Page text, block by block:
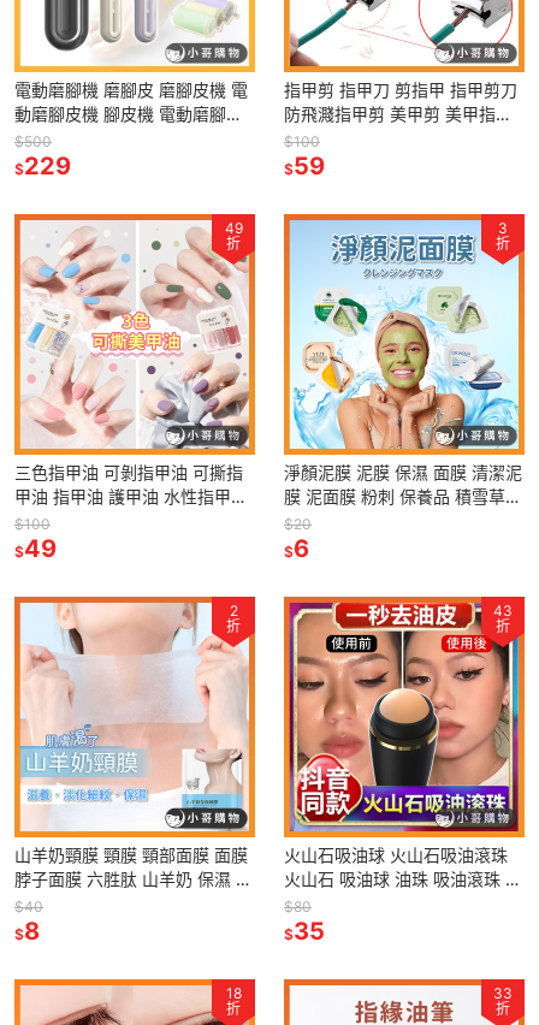
電動磨腳機 磨腳皮 磨腳皮機 電
動磨腳皮機 腳皮機 電動磨腳器
去腳皮神器 磨腳 腳皮神器 電動
磨腳皮 磨腳機 腳 腳皮
$500
$229
指甲剪 指甲刀 剪指甲 指甲剪刀
防飛濺指甲剪 美甲剪 美甲指甲
剪 生活用品 指甲 防噴指甲剪 防
噴濺指甲剪
$100
$59
49
折
三色指甲油 可剝指甲油 可撕指
甲油 指甲油 護甲油 水性指甲油
霧面指甲油 亮片指甲油 快乾指
甲油 透明指甲油 亮片
$100
$49
3
折
淨顏泥膜 泥膜 保濕 面膜 清潔泥
膜 泥面膜 粉刺 保養品 積雪草
酪梨 玻尿酸 保濕面膜 積雪草面
膜 保養 晚安面膜
$20
$6
2
折
山羊奶頸膜 頸膜 頸部面膜 面膜
脖子面膜 六胜肽 山羊奶 保濕 身
體保養
$40
$8
43
折
火山石吸油球 火山石吸油滾珠
火山石 吸油球 油珠 吸油滾珠 吸
油 補妝 吸油面紙 吸油紙 油脂
出油
$80
$35
18
折
33
折